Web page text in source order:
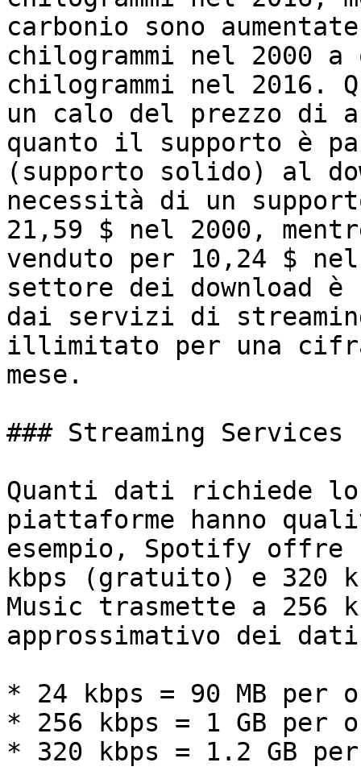
carbonio sono
chilogrammi nel 2000
chilogrammi nel 2016.
un calo del prezzo di
quanto il supporto è
(supporto solido) al
necessità di un
21,59 $ nel 2000,
venduto per 10,24 $
settore dei download è
dai servizi di
illimitato per una
mese.
### Streaming Services
Quanti dati richiede lo
piattaforme hanno
esempio, Spotify offre
kbps (gratuito) e 320
Music trasmette a
approssimativo dei
* 24 kbps = 90 MB per
* 256 kbps = 1 GB per
* 320 kbps = 1.2 GB